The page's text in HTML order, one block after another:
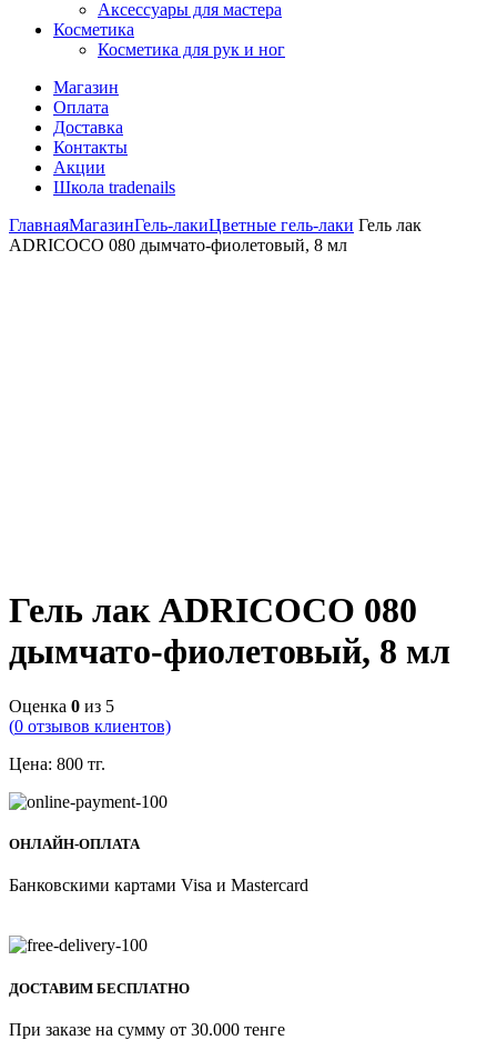
Аксессуары для мастера
Косметика
Косметика для рук и ног
Магазин
Оплата
Доставка
Контакты
Акции
Школа tradenails
ГлавнаяМагазинГель-лакиЦветные гель-лаки Гель лак
ADRICOCO 080 дымчато-фиолетовый, 8 мл
Гель лак ADRICOCO 080
дымчато-фиолетовый, 8 мл
Оценка 0 из 5
(0 отзывов клиентов)
Цена: 800 тг.
ОНЛАЙН-ОПЛАТА
Банковскими картами Visa и Mastercard
ДОСТАВИМ БЕСПЛАТНО
При заказе на сумму от 30.000 тенге